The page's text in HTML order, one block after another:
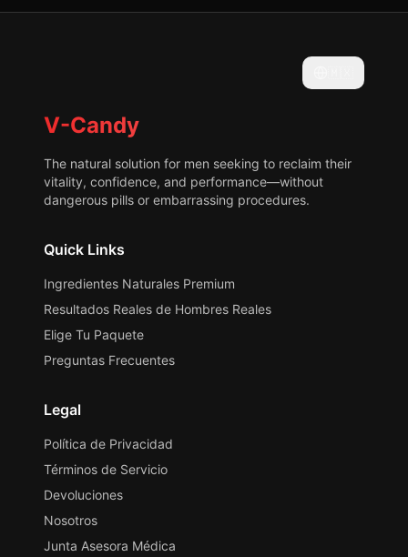
V-Candy
The natural solution for men seeking to reclaim their
vitality, confidence, and performance—without
dangerous pills or embarrassing procedures.
Quick Links
Ingredientes Naturales Premium
Resultados Reales de Hombres Reales
Elige Tu Paquete
Preguntas Frecuentes
Legal
Política de Privacidad
Términos de Servicio
Devoluciones
Nosotros
Junta Asesora Médica